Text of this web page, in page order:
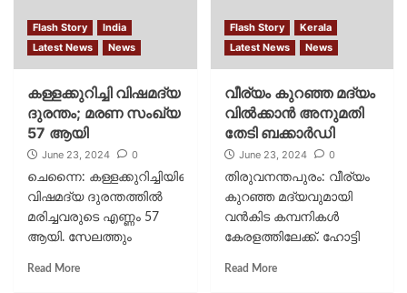
Flash Story
India
Latest News
News
കള്ളക്കുറിച്ചി വിഷമദ്യ
ദുരന്തം; മരണ സംഖ്യ
57 ആയി
June 23, 2024
0
ചെന്നൈ: കള്ളക്കുറിച്ചിയിലെ
വിഷമദ്യ ദുരന്തത്തിൽ
മരിച്ചവരുടെ എണ്ണം 57
ആയി. സേലത്തും
Read More
Flash Story
Kerala
Latest News
News
വീര്യം കുറഞ്ഞ മദ്യം
വിൽക്കാൻ അനുമതി
തേടി ബക്കാർഡി
June 23, 2024
0
തിരുവനന്തപുരം: വീര്യം
കുറഞ്ഞ മദ്യവുമായി
വൻകിട കമ്പനികൾ
കേരളത്തിലേക്ക്. ഹോട്ടി
Read More